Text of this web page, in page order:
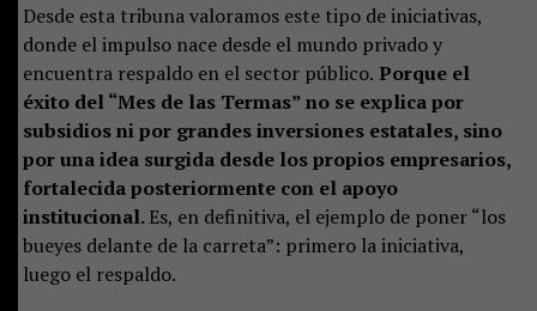
Desde esta tribuna valoramos este tipo de iniciativas,
donde el impulso nace desde el mundo privado y
encuentra respaldo en el sector público. Porque el
éxito del “Mes de las Termas” no se explica por
subsidios ni por grandes inversiones estatales, sino
por una idea surgida desde los propios empresarios,
fortalecida posteriormente con el apoyo
institucional.Es, en definitiva, el ejemplo de poner “los
bueyes delante de la carreta”: primero la iniciativa,
luego el respaldo.